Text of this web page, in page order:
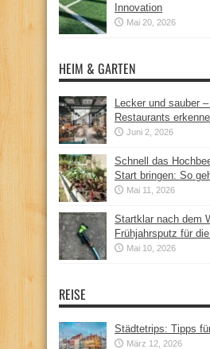
Innovation
Mai 20, 2026
HEIM & GARTEN
Lecker und sauber
Restaurants
Juni 2, 2026
Schnell das
Start bringen: So
Mai 11, 2026
Startklar nach dem
Frühjahrsputz für
Mai 10, 2026
REISE
Städtetrips: Tipps
März 12, 2026